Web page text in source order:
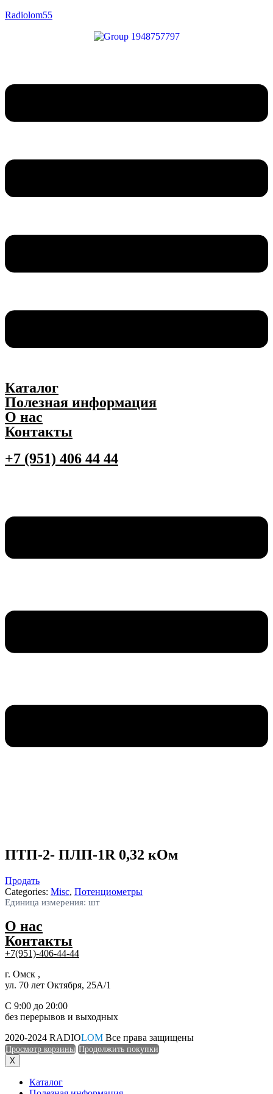
Radiolom55
Каталог
Полезная информация
О нас
Контакты
+7 (951) 406 44 44
ПТП-2- ПЛП-1R 0,32 кОм
Продать
Categories: Misc, Потенциометры
Единица измерения: шт
О нас
Контакты
+7(951)-406-44-44
г. Омск ,
ул. 70 лет Октября, 25А/1
С 9:00 до 20:00
без перерывов и выходных
2020-2024 RADIOLOM Все права защищены
Просмотр корзины Продолжить покупки
X
Каталог